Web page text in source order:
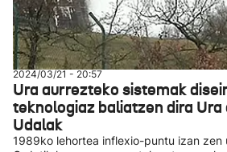
2024/03/21 - 20:57
Ura aurrezteko sistemak
teknologiaz baliatzen dira
Udalak
1989ko lehortea inflexio-puntu izan zen